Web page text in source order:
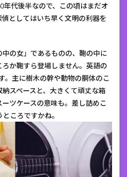
年代後半なので、この頃はまだオ
としてはいち早く文明の利器を
の女」であるものの、鞄の中に
か鞄すら登場しません。英語の
。主に樹木の幹や動物の胴体のこ
スペースと、大きくて頑丈な箱
ツケースの意味も。差し詰めこ
ころですかね。